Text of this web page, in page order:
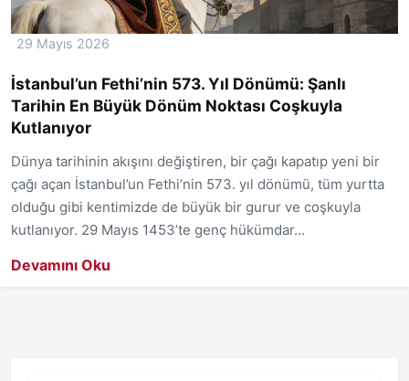
29 Mayıs 2026
İstanbul’un Fethi’nin 573. Yıl Dönümü: Şanlı
Tarihin En Büyük Dönüm Noktası Coşkuyla
Kutlanıyor
Dünya tarihinin akışını değiştiren, bir çağı kapatıp yeni bir
çağı açan İstanbul’un Fethi’nin 573. yıl dönümü, tüm yurtta
olduğu gibi kentimizde de büyük bir gurur ve coşkuyla
kutlanıyor. 29 Mayıs 1453’te genç hükümdar...
Devamını Oku